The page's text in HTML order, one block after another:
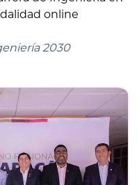
online
2030